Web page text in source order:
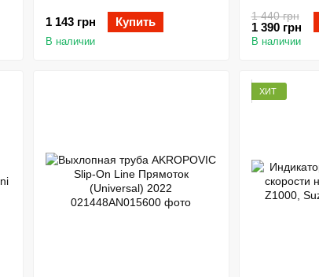
1 143 грн Купить
В наличии
1 440 грн
1 390 грн
В наличии
ХИТ